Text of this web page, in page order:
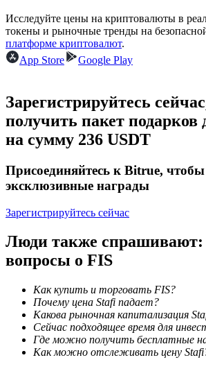
Станьте копи-трейдером
за копи-трейдинг
Информация
Анализ больших данных, включая
и т. д.
Исследуйте цены на криптовалюты в
токены и рыночные тренды на
платформе криптовалют.
App Store
Google Play
Зарегистрируйтесь
получить пакет подарков
на сумму 236 USDT
Присоединяйтесь к Bitrue,
эксклюзивные награды
Зарегистрируйтесь сейчас
Люди также спрашивают:
вопросы о FIS
Как купить и торговать FIS?
Почему цена Stafi падает?
Какова рыночная капитализация
Сейчас подходящее время для
Где можно получить бесплатные
Как можно отслеживать цену